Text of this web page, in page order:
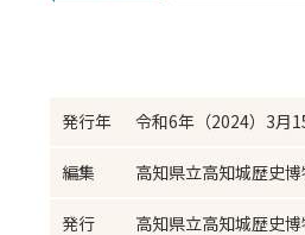
発行年 令和6年（2024）3月
編集 高知県立高知城歴史
発行 高知県立高知城歴史